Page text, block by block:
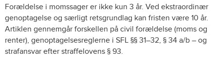
Forældelse i momssager er ikke kun 3 år. Ved ekstraordinær
genoptagelse og særligt retsgrundlag kan fristen være 10 år.
Artiklen gennemgår forskellen på civil forældelse (moms og
renter), genoptagelsesreglerne i SFL §§ 31–32, § 34 a/b – og
strafansvar efter straffelovens § 93.